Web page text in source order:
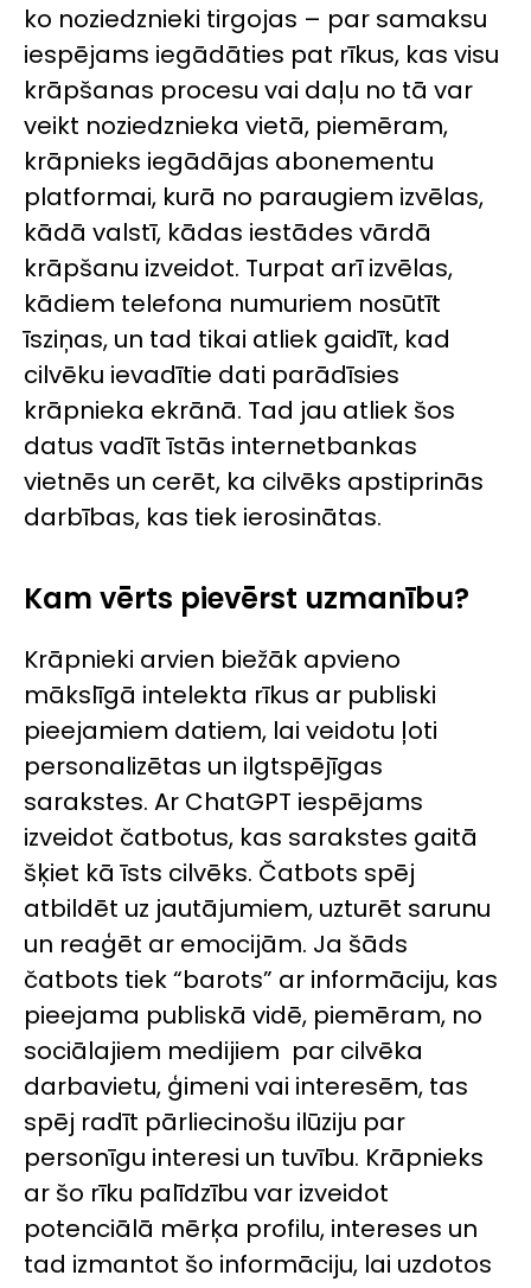
ko noziedznieki tirgojas – par samaksu
iespējams iegādāties pat rīkus, kas visu
krāpšanas procesu vai daļu no tā var
veikt noziedznieka vietā, piemēram,
krāpnieks iegādājas abonementu
platformai, kurā no paraugiem izvēlas,
kādā valstī, kādas iestādes vārdā
krāpšanu izveidot. Turpat arī izvēlas,
kādiem telefona numuriem nosūtīt
īsziņas, un tad tikai atliek gaidīt, kad
cilvēku ievadītie dati parādīsies
krāpnieka ekrānā. Tad jau atliek šos
datus vadīt īstās internetbankas
vietnēs un cerēt, ka cilvēks apstiprinās
darbības, kas tiek ierosinātas.
Kam vērts pievērst uzmanību?
Krāpnieki arvien biežāk apvieno
mākslīgā intelekta rīkus ar publiski
pieejamiem datiem, lai veidotu ļoti
personalizētas un ilgtspējīgas
sarakstes. Ar ChatGPT iespējams
izveidot čatbotus, kas sarakstes gaitā
šķiet kā īsts cilvēks. Čatbots spēj
atbildēt uz jautājumiem, uzturēt sarunu
un reaģēt ar emocijām. Ja šāds
čatbots tiek “barots” ar informāciju, kas
pieejama publiskā vidē, piemēram, no
sociālajiem medijiem par cilvēka
darbavietu, ģimeni vai interesēm, tas
spēj radīt pārliecinošu ilūziju par
personīgu interesi un tuvību. Krāpnieks
ar šo rīku palīdzību var izveidot
potenciālā mērķa profilu, intereses un
tad izmantot šo informāciju, lai uzdotos